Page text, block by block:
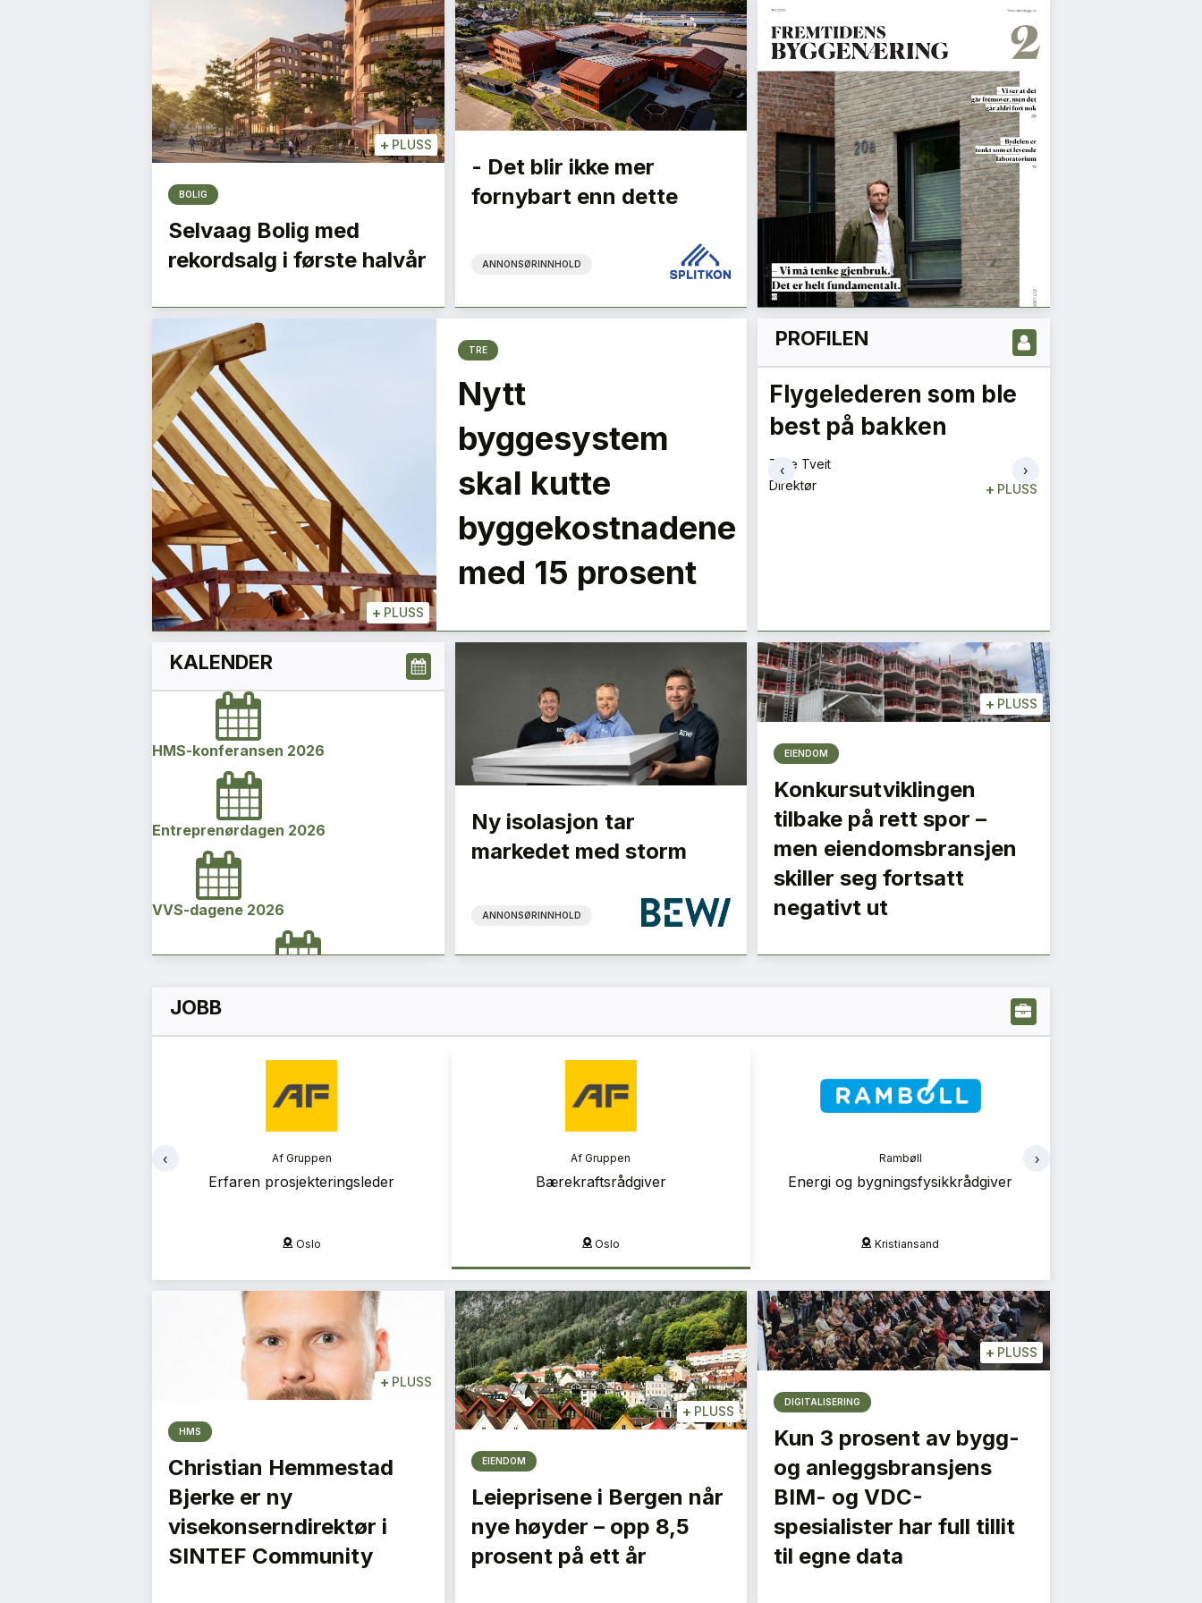
+ PLUSS
BOLIG
Selvaag Bolig med
rekordsalg i første halvår
- Det blir ikke mer
fornybart enn dette
ANNONSØRINNHOLD
LES NYESTE UTGIVELSE
+ PLUSS
TRE
Nytt
byggesystem
skal kutte
byggekostnadene
med 15 prosent
PROFILEN
Vi må være
optimistiske
Magnus Gåseby
Avdelingsleder
– Vi må bygge ned
siloene
Direktør
+ PLUSS
Flygelederen som ble
best på bakken
Tore Tveit
Direktør
‹
›
KALENDER
HMS-konferansen 2026
Entreprenørdagen 2026
VVS-dagene 2026
Vi Bygger Vestland 2026
Byggenæringens Klimakonferanse 2026
Ny isolasjon tar
markedet med storm
ANNONSØRINNHOLD
+ PLUSS
EIENDOM
Konkursutviklingen
tilbake på rett spor –
men eiendomsbransjen
skiller seg fortsatt
negativt ut
JOBB
Af Gruppen
Erfaren prosjekteringsleder
Oslo
Af Gruppen
Bærekraftsrådgiver
Oslo
Rambøll
Energi og bygningsfysikkrådgiver
Kristiansand
‹ ›
+ PLUSS
HMS
Christian Hemmestad
Bjerke er ny
visekonserndirektør i
SINTEF Community
+ PLUSS
EIENDOM
Leieprisene i Bergen når
nye høyder – opp 8,5
prosent på ett år
+ PLUSS
DIGITALISERING
Kun 3 prosent av bygg-
og anleggsbransjens
BIM- og VDC-
spesialister har full tillit
til egne data